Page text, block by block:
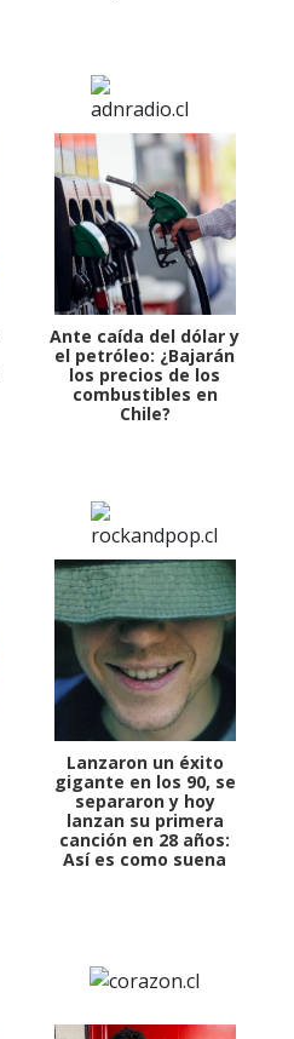
Ante caída del dólar y
el petróleo: ¿Bajarán
los precios de los
combustibles en
Chile?
Lanzaron un éxito
gigante en los 90, se
separaron y hoy
lanzan su primera
canción en 28 años:
Así es como suena